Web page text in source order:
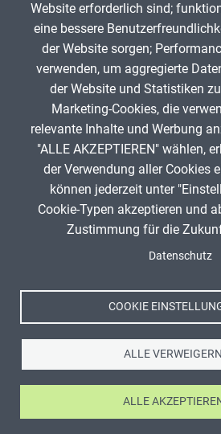
6.10.2022 Warum gibt es jetzt
16.6.2022 ZUM-Apps auf Twitter
8.1.2022 Änderung der URL-
30.10.2020 Änderungen beim
ANZEIGE
Spenden
Impressum
Website erforderlich sind;
eine bessere
der Website sorgen;
verwenden, um aggregierte
der Website und Statistiken
Marketing-Cookies, die
relevante Inhalte und Werbung
"ALLE AKZEPTIEREN" wählen,
der Verwendung aller Cookies
können jederzeit unter
Cookie-Typen akzeptieren und
Zustimmung für die
Datenschutz
COOKIE
ALLE VERWEIGERN
ALLE
Ⓒ Zentrale für Unterrichtsmedien im